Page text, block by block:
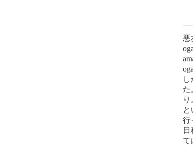
悪
た
と
行
て